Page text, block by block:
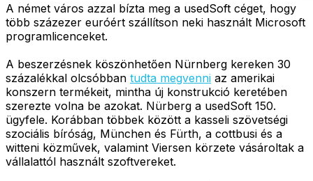
A német város azzal bízta meg a usedSoft céget, hogy
több százezer euróért szállítson neki használt Microsoft
programlicenceket.
A beszerzésnek köszönhetően Nürnberg kereken 30
százalékkal olcsóbban tudta megvenni az amerikai
konszern termékeit, mintha új konstrukció keretében
szerezte volna be azokat. Nürberg a usedSoft 150.
ügyfele. Korábban többek között a kasseli szövetségi
szociális bíróság, München és Fürth, a cottbusi és a
witteni közművek, valamint Viersen körzete vásároltak a
vállalattól használt szoftvereket.